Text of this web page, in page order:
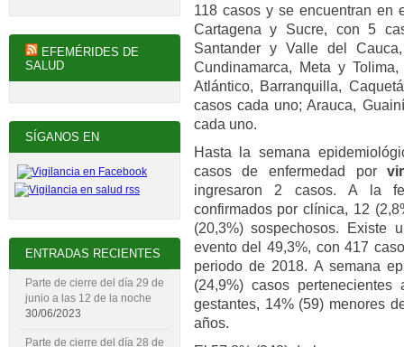
118 casos y se encuentran en
Cartagena y Sucre, con 5
Santander y Valle del
Cundinamarca, Meta y
Atlántico, Barranquilla,
casos cada uno; Arauca,
cada uno.
Hasta la semana
casos de enfermedad por
ingresaron 2 casos. A la
confirmados por clínica, 12
(20,3%) sospechosos. Existe
evento del 49,3%, con 417
periodo de 2018. A semana
(24,9%) casos
gestantes, 14% (59) menores
años.
EFEMÉRIDES DE
SALUD
SÍGANOS EN
ENTRADAS RECIENTES
Parte de cierre del día 29 de
junio a las 12 de la noche
30/06/2023
Parte de cierre del día 28 de